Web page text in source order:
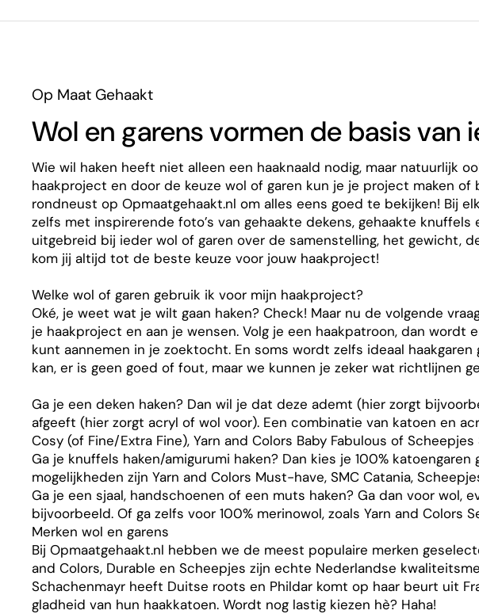
Op Maat Gehaakt
Wol en garens vormen de basis van
Wie wil haken heeft niet alleen een haaknaald nodig, maar natuurlijk
haakproject en door de keuze wol of garen kun je je project maken
rondneust op Opmaatgehaakt.nl om alles eens goed te bekijken! Bij
zelfs met inspirerende foto’s van gehaakte dekens, gehaakte
uitgebreid bij ieder wol of garen over de samenstelling, het gewicht,
kom jij altijd tot de beste keuze voor jouw haakproject!
Welke wol of garen gebruik ik voor mijn haakproject?
Oké, je weet wat je wilt gaan haken? Check! Maar nu de volgende
je haakproject en aan je wensen. Volg je een haakpatroon, dan wordt
kunt aannemen in je zoektocht. En soms wordt zelfs ideaal
kan, er is geen goed of fout, maar we kunnen je zeker wat richtlijnen
Ga je een deken haken? Dan wil je dat deze ademt (hier zorgt
afgeeft (hier zorgt acryl of wol voor). Een combinatie van katoen en
Cosy (of Fine/Extra Fine), Yarn and Colors Baby Fabulous of
Ga je knuffels haken/amigurumi haken? Dan kies je 100%
mogelijkheden zijn Yarn and Colors Must-have, SMC Catania,
Ga je een sjaal, handschoenen of een muts haken? Ga dan voor wol,
bijvoorbeeld. Of ga zelfs voor 100% merinowol, zoals Yarn and Colors
Merken wol en garens
Bij Opmaatgehaakt.nl hebben we de meest populaire merken
and Colors, Durable en Scheepjes zijn echte Nederlandse
Schachenmayr heeft Duitse roots en Phildar komt op haar beurt uit
gladheid van hun haakkatoen. Wordt nog lastig kiezen hè? Haha!